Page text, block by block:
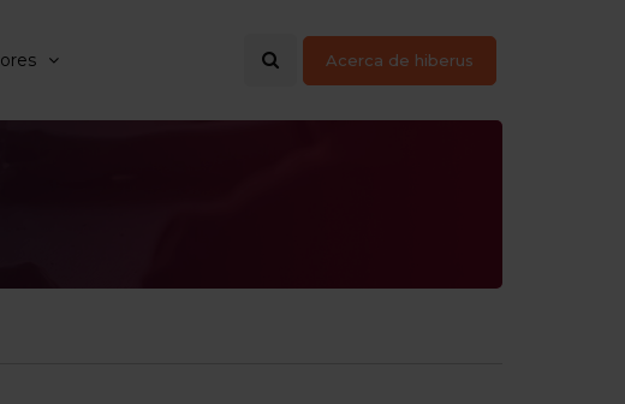
Acerca de hiberus